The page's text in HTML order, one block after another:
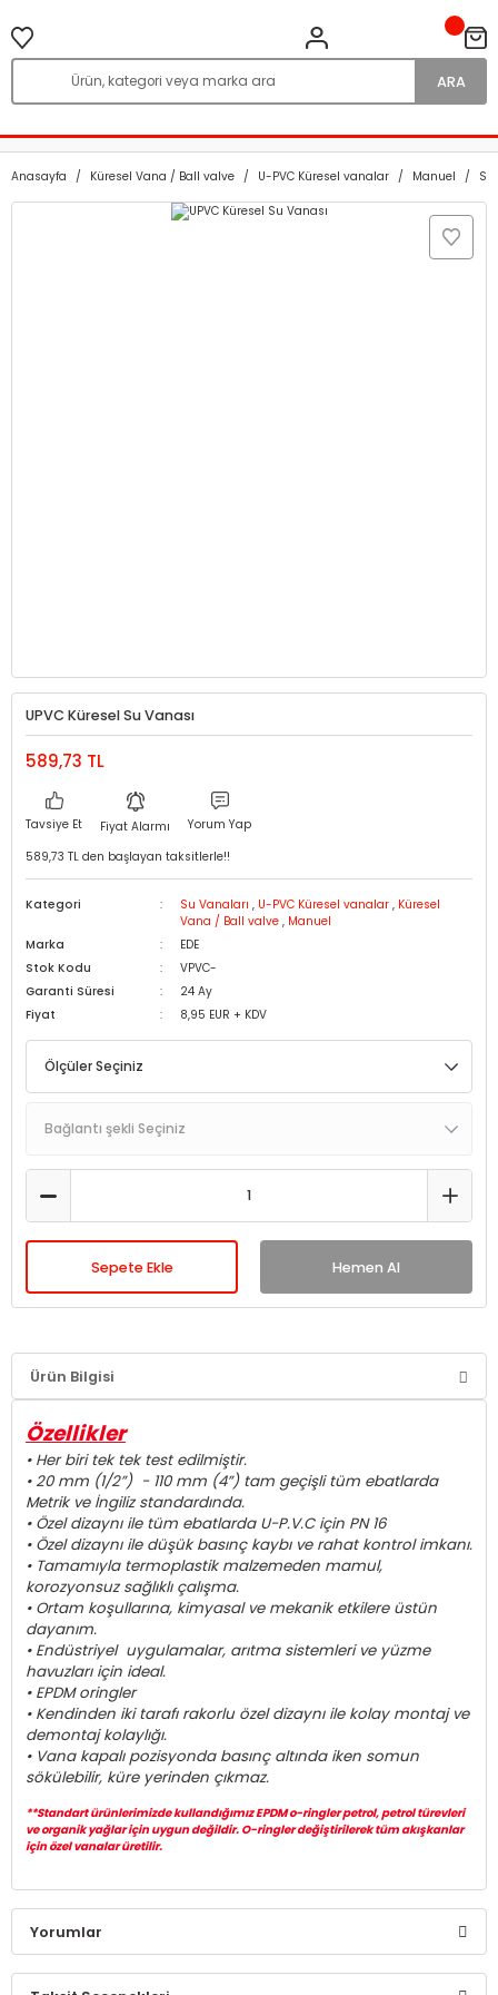
ARA
Anasayfa Küresel Vana / Ball valve U-PVC Küresel vanalar Manuel Su
UPVC Küresel Su Vanası
589,73 TL
Tavsiye Et Fiyat Alarmı
Yorum Yap
589,73 TL den başlayan taksitlerle!!
Kategori Su Vanaları , U-PVC Küresel vanalar , Küresel
Vana / Ball valve , Manuel
Marka
EDE
Stok Kodu
VPVC-
Garanti Süresi
24 Ay
Fiyat
8,95 EUR + KDV
Sepete Ekle Hemen Al
Ürün Bilgisi
Özellikler
• Her biri tek tek test edilmiştir.
• 20 mm (1/2”) - 110 mm (4”) tam geçişli tüm ebatlarda
Metrik ve İngiliz standardında.
• Özel dizaynı ile tüm ebatlarda U-P.V.C için PN 16
• Özel dizaynı ile düşük basınç kaybı ve rahat kontrol imkanı.
• Tamamıyla termoplastik malzemeden mamul,
korozyonsuz sağlıklı çalışma.
• Ortam koşullarına, kimyasal ve mekanik etkilere üstün
dayanım.
• Endüstriyel uygulamalar, arıtma sistemleri ve yüzme
havuzları için ideal.
• EPDM oringler
• Kendinden iki tarafı rakorlu özel dizaynı ile kolay montaj ve
demontaj kolaylığı.
• Vana kapalı pozisyonda basınç altında iken somun
sökülebilir, küre yerinden çıkmaz.
**Standart ürünlerimizde kullandığımız EPDM o-ringler petrol, petrol türevleri
ve organik yağlar için uygun değildir. O-ringler değiştirilerek tüm akışkanlar
için özel vanalar üretilir.
Yorumlar